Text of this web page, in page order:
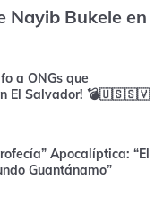
Nayib Bukele en
a ONGs que
El Salvador! 💣🇺🇸🇸🇻
Apocalíptica: “El
Guantánamo”